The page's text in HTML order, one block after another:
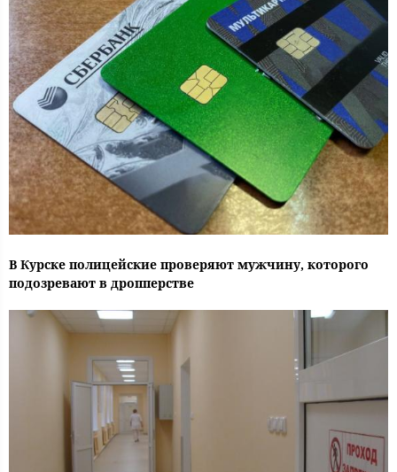
В Курске полицейские проверяют мужчину, которого
подозревают в дропперстве